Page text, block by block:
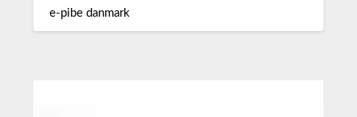
e-pibe danmark